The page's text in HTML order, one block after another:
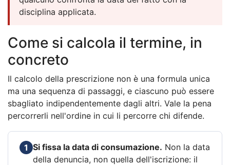
disciplina applicata.
Come si calcola il termine, in
concreto
Il calcolo della prescrizione non è una formula unica
ma una sequenza di passaggi, e ciascuno può essere
sbagliato indipendentemente dagli altri. Vale la pena
percorrerli nell'ordine in cui li percorre chi difende.
1 Si fissa la data di consumazione. Non la data
della denuncia, non quella dell'iscrizione: il